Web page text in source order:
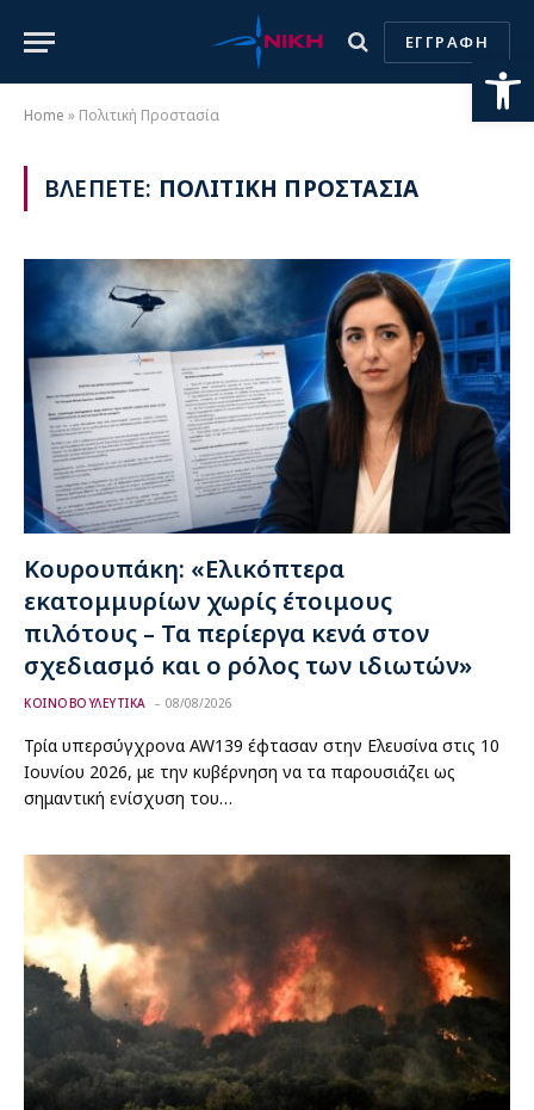
ΕΓΓΡΑΦΗ
Home » Πολιτική Προστασία
ΒΛΕΠΕΤΕ: ΠΟΛΙΤΙΚΗ ΠΡΟΣΤΑΣΙΑ
Κουρουπάκη: «Ελικόπτερα
εκατομμυρίων χωρίς έτοιμους
πιλότους – Τα περίεργα κενά στον
σχεδιασμό και ο ρόλος των ιδιωτών»
ΚΟΙΝΟΒΟΥΛΕΥΤΙΚΑ 08/08/2026
Τρία υπερσύγχρονα AW139 έφτασαν στην Ελευσίνα στις 10
Ιουνίου 2026, με την κυβέρνηση να τα παρουσιάζει ως
σημαντική ενίσχυση του…